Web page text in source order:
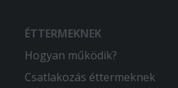
ÉTTERMEKNEK
Hogyan működik?
Csatlakozás éttermeknek